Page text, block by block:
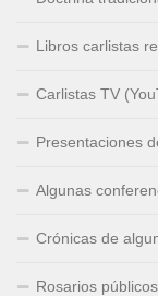
Libros carlistas
Carlistas TV
Presentaciones
Algunas
Crónicas de
Rosarios públicos